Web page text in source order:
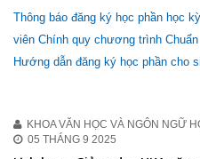
Thông báo đăng ký học phần học
viên Chính quy chương trình Chuẩn
Hướng dẫn đăng ký học phần cho
KHOA VĂN HỌC VÀ NGÔN NGỮ
05 THÁNG 9 2025